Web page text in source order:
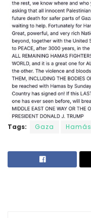
Tags: Gaza Hamás